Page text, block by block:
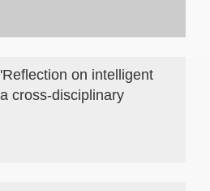
on intelligent
cross-disciplinary